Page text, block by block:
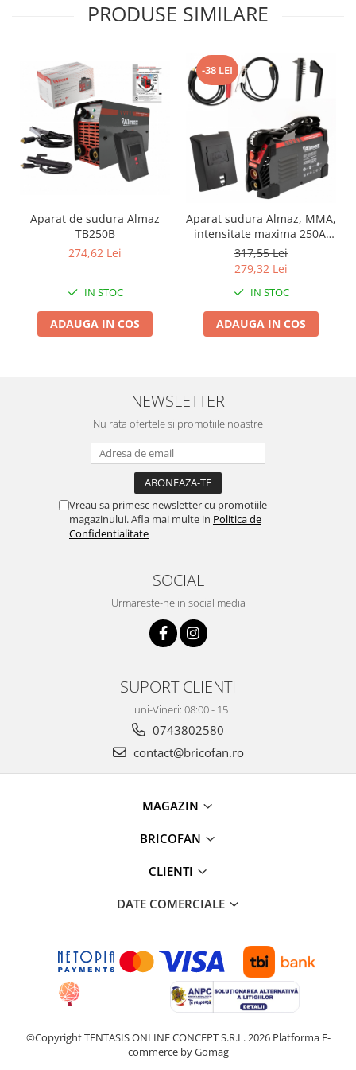
Chiuvete bucatarie compozit
Robineti
Tapet 3D Autoadeziv
Climatizare si echipamente de
incalzire
Aere conditionate
Panouri solare
Paturi electrice cu incalzire
Sobe pe lemne
Kituri de siguranta si supravietuire
Accesorii ingrijire casa
Accesorii maturi, mopuri si galeti
Cutii depozitare diverse
Cutii depozitare medicamente
Dulapuri si rafturi de depozitare
Maturi, mopuri si galeti
Organizatoare imbracaminte si
Umerase pentru haine si suporturi
Uscatoare si standere haine
Bucatarie si electrocasnice
Accesorii si consumabile masini de
Fete de masa
Fierbatoare
Magneti de frigider
PRODUSE SIMILARE
Aparat de sudura Almaz
TB250B
274,62 Lei
IN STOC
ADAUGA IN COS
-38 LEI
Aparat sudura Almaz, MMA,
intensitate maxima 250A,
afisaj digital, energy-saver
317,55 Lei
279,32 Lei
IN STOC
ADAUGA IN COS
NEWSLETTER
Nu rata ofertele si promotiile noastre
Vreau sa primesc newsletter cu promotiile
magazinului. Afla mai multe in Politica de
Confidentialitate
SOCIAL
Urmareste-ne in social media
SUPORT CLIENTI
Luni-Vineri: 08:00 - 15
0743802580
contact@bricofan.ro
MAGAZIN
BRICOFAN
CLIENTI
DATE COMERCIALE
©Copyright TENTASIS ONLINE CONCEPT S.R.L. 2026 Platforma E-
commerce by Gomag